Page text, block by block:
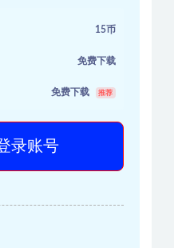
15币
免费下载
免费下载 推荐
录账号